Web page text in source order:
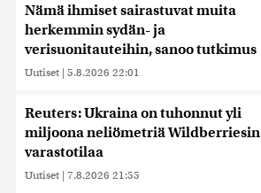
Nämä ihmiset sairastuvat muita
herkemmin sydän- ja
verisuonitauteihin, sanoo tutkimus
Uutiset | 5.8.2026 22:01
Reuters: Ukraina on tuhonnut yli
miljoona neliömetriä Wildberriesin
varastotilaa
Uutiset | 7.8.2026 21:55